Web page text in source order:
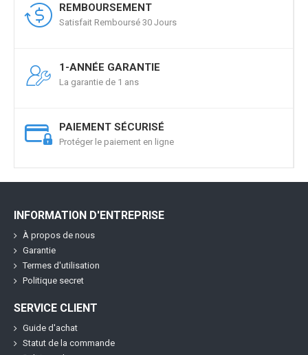
REMBOURSEMENT
Satisfait Remboursé 30 Jours
1-ANNÉE GARANTIE
La garantie de 1 ans
PAIEMENT SÉCURISÉ
Protéger le paiement en ligne
INFORMATION D'ENTREPRISE
À propos de nous
Garantie
Termes d'utilisation
Politique secret
SERVICE CLIENT
Guide d'achat
Statut de la commande